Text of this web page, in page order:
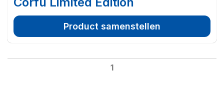
Product samenstellen
1